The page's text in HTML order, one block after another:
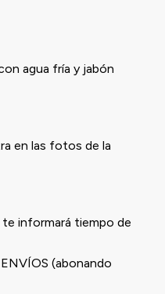
agua fría y jabón
en las fotos de la
informará tiempo de
(abonando